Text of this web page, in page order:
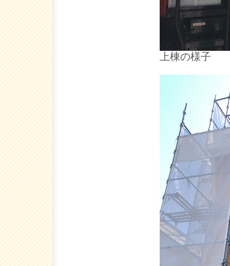
上棟の様子